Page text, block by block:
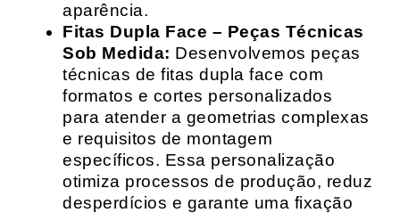
aparência.
Fitas Dupla Face – Peças Técnicas
Sob Medida: Desenvolvemos peças
técnicas de fitas dupla face com
formatos e cortes personalizados
para atender a geometrias complexas
e requisitos de montagem
específicos. Essa personalização
otimiza processos de produção, reduz
desperdícios e garante uma fixação